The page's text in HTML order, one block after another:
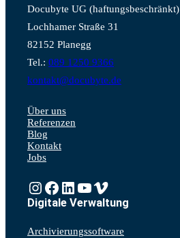
Docubyte UG (haftungsbeschränkt)
Lochhamer Straße 31
82152 Planegg
Tel.: 089 1250 9366
kontakt@docubyte.de
Über uns
Referenzen
Blog
Kontakt
Jobs
Instagram https://www.facebook.com/Vonpapierbefreit LinkedIn YouTube Vimeo
Digitale Verwaltung
Archivierungssoftware